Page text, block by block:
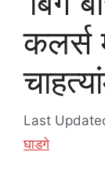
कलर्स
Last
घाडगे